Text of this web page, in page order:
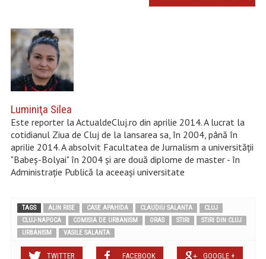
Luminiţa Silea
Este reporter la ActualdeCluj.ro din aprilie 2014. A lucrat la
cotidianul Ziua de Cluj de la lansarea sa, în 2004, până în
aprilie 2014. A absolvit Facultatea de Jurnalism a universității
"Babeș-Bolyai" în 2004 şi are două diplome de master - în
Administraţie Publică la aceeaşi universitate
TAGS ALIN RISE CASE APAHIDA CLAUDIU SALANTA
CLUJ
CLUJ-NAPOCA
COMISIA DE URBANISM ORAS STIRI
STIRI DIN CLUJ
URBANISM
VASILE SALANTA
TWITTER FACEBOOK GOOGLE +